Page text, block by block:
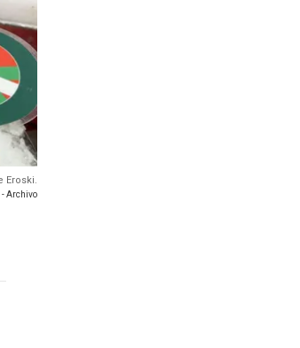
Eroski.
- Archivo